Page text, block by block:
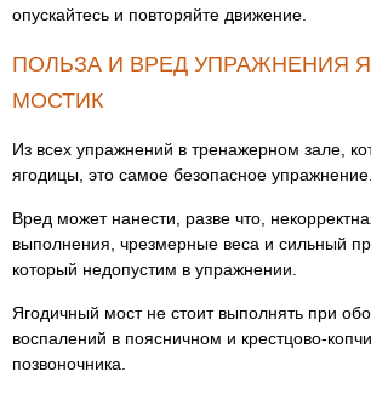
опускайтесь и повторяйте движение.
ПОЛЬЗА И ВРЕД УПРАЖНЕНИЯ
МОСТИК
Из всех упражнений в тренажерном зале,
ягодицы, это самое безопасное упражнение.
Вред может нанести, разве что,
выполнения, чрезмерные веса и сильный
который недопустим в упражнении.
Ягодичный мост не стоит выполнять при
воспалений в поясничном и крестцово-
позвоночника.